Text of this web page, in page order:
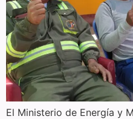
El Ministerio de Energía y